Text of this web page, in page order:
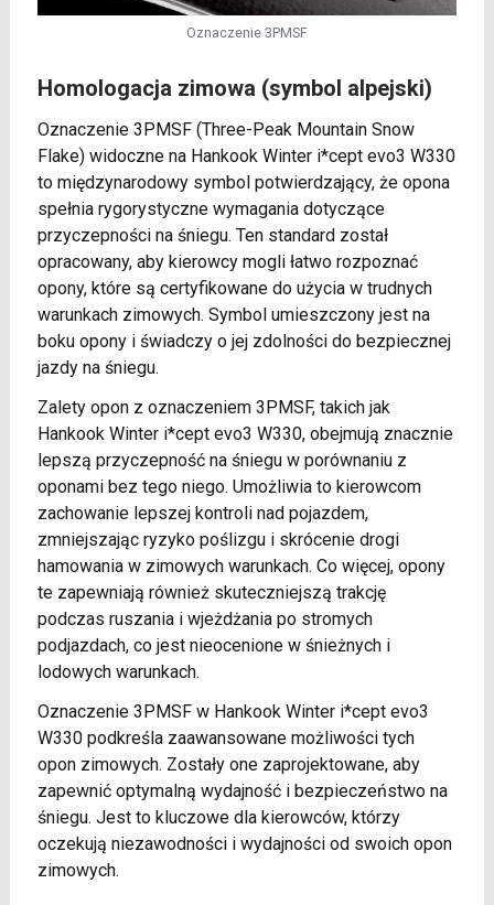
Oznaczenie 3PMSF
Homologacja zimowa (symbol alpejski)
Oznaczenie 3PMSF (Three-Peak Mountain Snow
Flake) widoczne na Hankook Winter i*cept evo3 W330
to międzynarodowy symbol potwierdzający, że opona
spełnia rygorystyczne wymagania dotyczące
przyczepności na śniegu. Ten standard został
opracowany, aby kierowcy mogli łatwo rozpoznać
opony, które są certyfikowane do użycia w trudnych
warunkach zimowych. Symbol umieszczony jest na
boku opony i świadczy o jej zdolności do bezpiecznej
jazdy na śniegu.
Zalety opon z oznaczeniem 3PMSF, takich jak
Hankook Winter i*cept evo3 W330, obejmują znacznie
lepszą przyczepność na śniegu w porównaniu z
oponami bez tego niego. Umożliwia to kierowcom
zachowanie lepszej kontroli nad pojazdem,
zmniejszając ryzyko poślizgu i skrócenie drogi
hamowania w zimowych warunkach. Co więcej, opony
te zapewniają również skuteczniejszą trakcję
podczas ruszania i wjeżdżania po stromych
podjazdach, co jest nieocenione w śnieżnych i
lodowych warunkach.
Oznaczenie 3PMSF w Hankook Winter i*cept evo3
W330 podkreśla zaawansowane możliwości tych
opon zimowych. Zostały one zaprojektowane, aby
zapewnić optymalną wydajność i bezpieczeństwo na
śniegu. Jest to kluczowe dla kierowców, którzy
oczekują niezawodności i wydajności od swoich opon
zimowych.